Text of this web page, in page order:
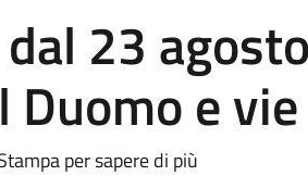
23
Duomo e
per sapere di più